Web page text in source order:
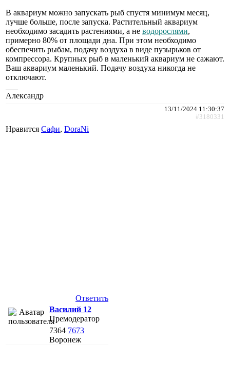
В аквариум можно запускать рыб спустя минимум месяц,
лучше больше, после запуска. Растительный аквариум
необходимо засадить растениями, а не водорослями,
примерно 80% от площади дна. При этом необходимо
обеспечить рыбам, подачу воздуха в виде пузырьков от
компрессора. Крупных рыб в маленький аквариум не сажают.
Ваш аквариум маленький. Подачу воздуха никогда не
отключают.
Александр
13/11/2024 11:30:37
#3180331
Нравится Сафи, DoraNi
Ответить
Василий 12
Премодератор
7364 7673
Воронеж